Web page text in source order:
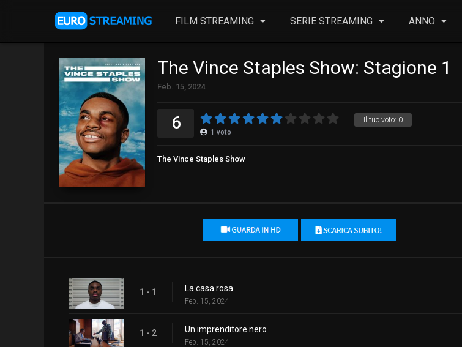
FILM STREAMING SERIE STREAMING ANNO
The Vince Staples Show: Stagione 1
Feb. 15, 2024
Il tuo voto: 0
6 1 voto
The Vince Staples Show
1 - 1 La casa rosa
Feb. 15, 2024
1 - 2 Un imprenditore nero
Feb. 15, 2024